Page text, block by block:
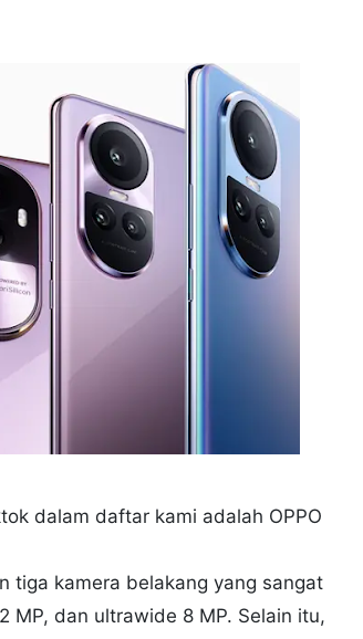
dalam daftar kami adalah OPPO
tiga kamera belakang yang sangat
MP, dan ultrawide 8 MP. Selain itu,